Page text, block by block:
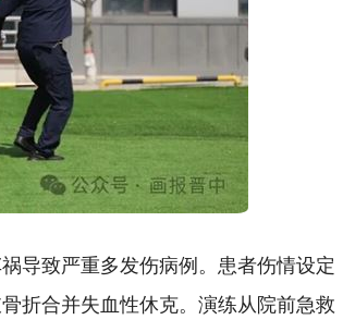
导致严重多发伤病例。患者伤情设定
折合并失血性休克。演练从院前急救